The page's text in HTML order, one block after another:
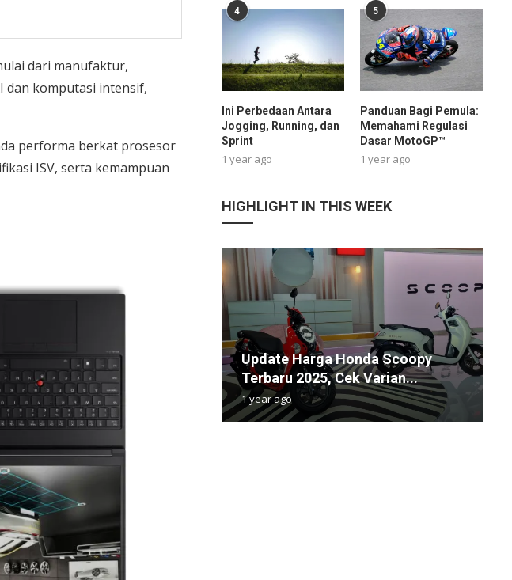
dari manufaktur,
komputasi intensif,
performa berkat prosesor
ISV, serta kemampuan
4
Ini Perbedaan Antara
Jogging, Running, dan
Sprint
1 year ago
5
Panduan Bagi Pemula:
Memahami Regulasi
Dasar MotoGP™
1 year ago
HIGHLIGHT IN THIS WEEK
Update Harga Honda Scoopy
Terbaru 2025, Cek Varian...
1 year ago